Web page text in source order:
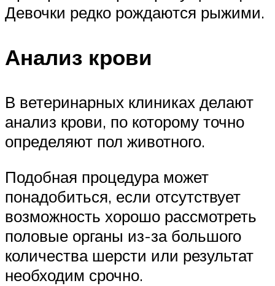
Девочки редко рождаются рыжими.
Анализ крови
В ветеринарных клиниках делают
анализ крови, по которому точно
определяют пол животного.
Подобная процедура может
понадобиться, если отсутствует
возможность хорошо рассмотреть
половые органы из-за большого
количества шерсти или результат
необходим срочно.